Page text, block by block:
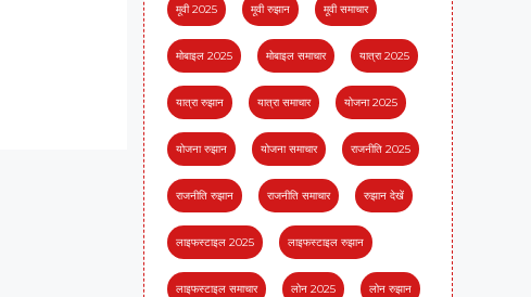
मूवी 2025 मूवी रुझान मूवी समाचार
मोबाइल 2025 मोबाइल समाचार यात्रा 2025
यात्रा रुझान यात्रा समाचार योजना 2025
योजना रुझान योजना समाचार राजनीति 2025
राजनीति रुझान राजनीति समाचार रुझान देखें
लाइफस्टाइल 2025 लाइफस्टाइल रुझान
लाइफस्टाइल समाचार लोन 2025 लोन रुझान